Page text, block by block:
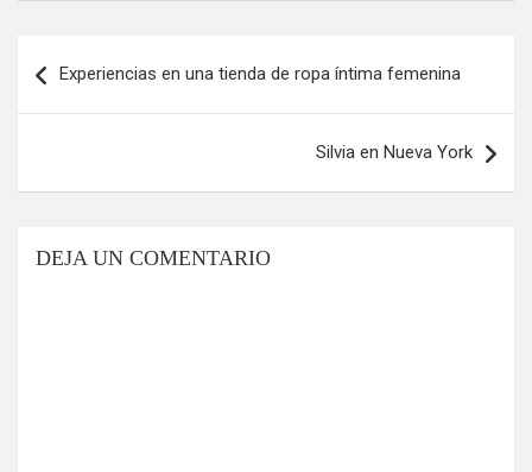
de
Experiencias en una tienda de ropa íntima femenina
Silvia en Nueva York
DEJA UN COMENTARIO